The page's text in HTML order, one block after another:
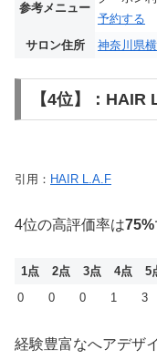
参考メニュー
予約する
サロン住所
神奈川県
【4位】：HAIR
引用： HAIR L.A.F
4位の高評価率は75%
1点 2点 3点 4点 5
0
0 0 1 3
経験豊富なへアデザ